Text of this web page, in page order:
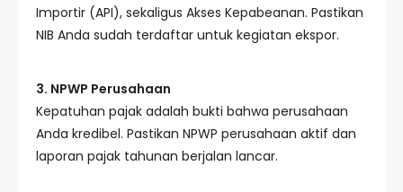
Importir (API), sekaligus Akses Kepabeanan. Pastikan
NIB Anda sudah terdaftar untuk kegiatan ekspor.
3. NPWP Perusahaan
Kepatuhan pajak adalah bukti bahwa perusahaan
Anda kredibel. Pastikan NPWP perusahaan aktif dan
laporan pajak tahunan berjalan lancar.